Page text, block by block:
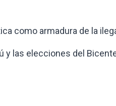
armadura de la
las elecciones del